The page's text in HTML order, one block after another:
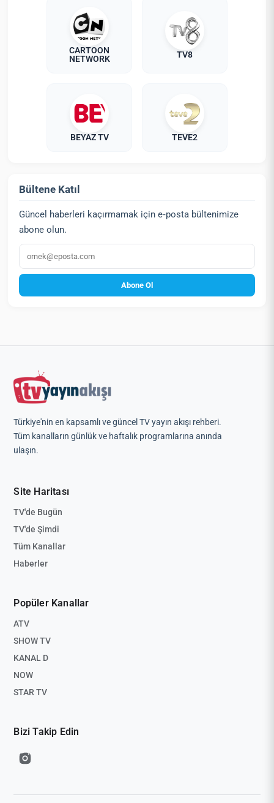
CARTOON
NETWORK
TV8
BEYAZ TV TEVE2
Bültene Katıl
Güncel haberleri kaçırmamak için e‑posta bültenimize
abone olun.
E‑posta
Abone Ol
Türkiye'nin en kapsamlı ve güncel TV yayın akışı rehberi.
Tüm kanalların günlük ve haftalık programlarına anında
ulaşın.
Site Haritası
TV'de Bugün
TV'de Şimdi
Tüm Kanallar
Haberler
Popüler Kanallar
ATV
SHOW TV
KANAL D
NOW
STAR TV
Bizi Takip Edin